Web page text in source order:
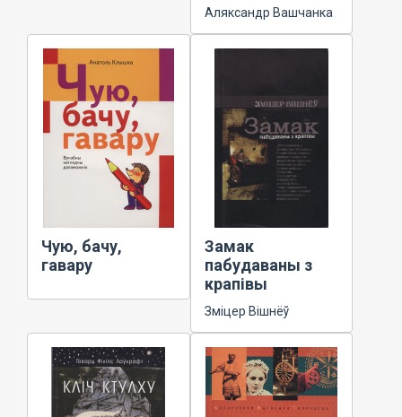
Аляксандр Вашчанка
Чую, бачу,
гавару
Замак
пабудаваны з
крапівы
Зміцер Вішнёў